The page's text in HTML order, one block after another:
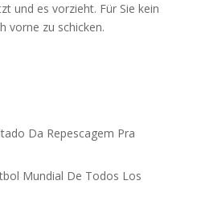
und es vorzieht. Für Sie kein
vorne zu schicken.
Da Repescagem Pra
Mundial De Todos Los